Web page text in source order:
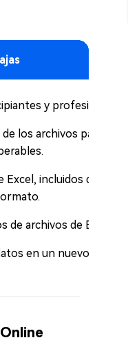
y profesionales.
los archivos para
incluidos datos
archivos de Excel.
en un nuevo archivo